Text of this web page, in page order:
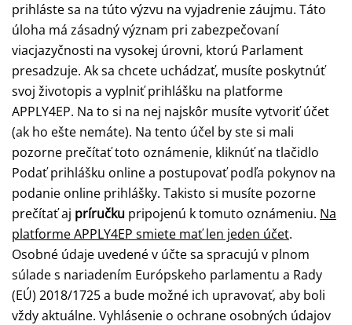
prihláste sa na túto výzvu na vyjadrenie záujmu. Táto
úloha má zásadný význam pri zabezpečovaní
viacjazyčnosti na vysokej úrovni, ktorú Parlament
presadzuje. Ak sa chcete uchádzať, musíte poskytnúť
svoj životopis a vyplniť prihlášku na platforme
APPLY4EP. Na to si na nej najskôr musíte vytvoriť účet
(ak ho ešte nemáte). Na tento účel by ste si mali
pozorne prečítať toto oznámenie, kliknúť na tlačidlo
Podať prihlášku online a postupovať podľa pokynov na
podanie online prihlášky. Takisto si musíte pozorne
prečítať aj príručku pripojenú k tomuto oznámeniu. Na
platforme APPLY4EP smiete mať len jeden účet.
Osobné údaje uvedené v účte sa spracujú v plnom
súlade s nariadením Európskeho parlamentu a Rady
(EÚ) 2018/1725 a bude možné ich upravovať, aby boli
vždy aktuálne. Vyhlásenie o ochrane osobných údajov